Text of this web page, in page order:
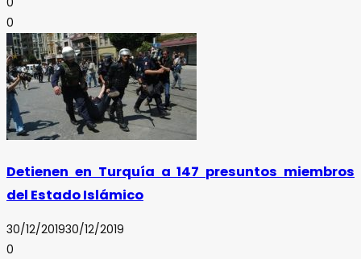
0
Detienen en Turquía a 147 presuntos miembros
del Estado Islámico
30/12/201930/12/2019
0